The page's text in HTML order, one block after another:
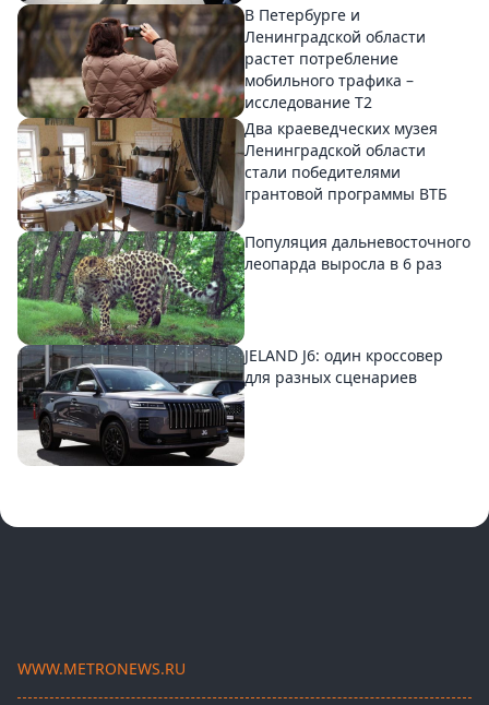
В Петербурге и
Ленинградской области
растет потребление
мобильного трафика –
исследование T2
Два краеведческих музея
Ленинградской области
стали победителями
грантовой программы ВТБ
Популяция дальневосточного
леопарда выросла в 6 раз
JELAND J6: один кроссовер
для разных сценариев
WWW.METRONEWS.RU